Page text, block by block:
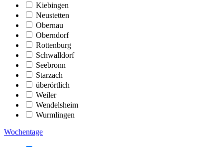
Kiebingen
Neustetten
Obernau
Oberndorf
Rottenburg
Schwalldorf
Seebronn
Starzach
überörtlich
Weiler
Wendelsheim
Wurmlingen
Wochentage